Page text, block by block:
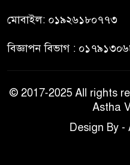
মোবাইল: ০১৯২৬১৮০৭৭৩
বিজ্ঞাপন বিভাগ :
© 2017-2025 All rights
Astha
Design By -